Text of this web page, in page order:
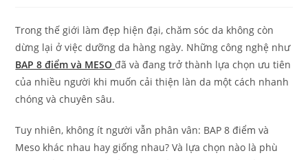
Trong thế giới làm đẹp hiện đại, chăm sóc da không còn
dừng lại ở việc dưỡng da hàng ngày. Những công nghệ như
BAP 8 điểm và MESOđã và đang trở thành lựa chọn ưu tiên
của nhiều người khi muốn cải thiện làn da một cách nhanh
chóng và chuyên sâu.
Tuy nhiên, không ít người vẫn phân vân: BAP 8 điểm và
Meso khác nhau hay giống nhau? Và lựa chọn nào là phù